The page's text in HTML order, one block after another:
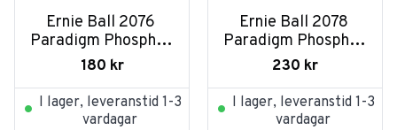
Ernie Ball 2076
Paradigm Phosphor
Bronze 012-054
180 kr
I lager, leveranstid 1-3
vardagar
Ernie Ball 2078
Paradigm Phosphor
Bronze 011-052
230 kr
I lager, leveranstid 1-3
vardagar